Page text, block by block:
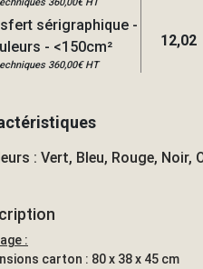
sérigraphique -
- <150cm²
360,00€ HT
12,02
: Vert, Bleu, Rouge, Noir,
:
carton : 80 x 38 x 45 cm